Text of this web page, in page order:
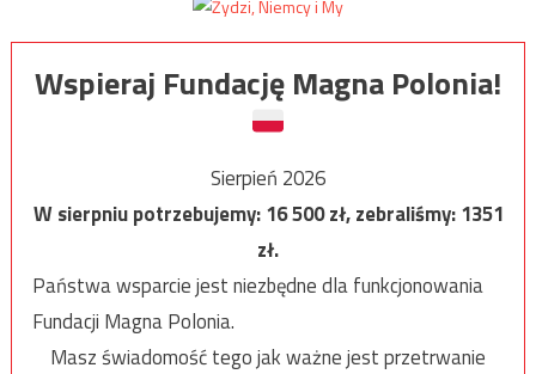
Wspieraj Fundację Magna Polonia!
Sierpień 2026
W sierpniu potrzebujemy:16 500zł, zebraliśmy:1351
zł.
Państwa wsparcie jest niezbędne dla funkcjonowania
Fundacji Magna Polonia.
Masz świadomość tego jak ważne jest przetrwanie